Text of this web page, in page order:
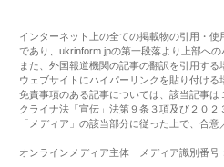
インターネット上の全ての掲載物の引用・
であり、ukrinform.jpの第一段落より上部へ
また、外国報道機関の記事の翻訳を引用す
ウェブサイトにハイパーリンクを貼り付け
免責事項のある記事については、該当記事
クライナ法「宣伝」法第９条３項及び２０
「メディア」の該当部分に従った上で、合意
オンラインメディア主体 メディア識別番号